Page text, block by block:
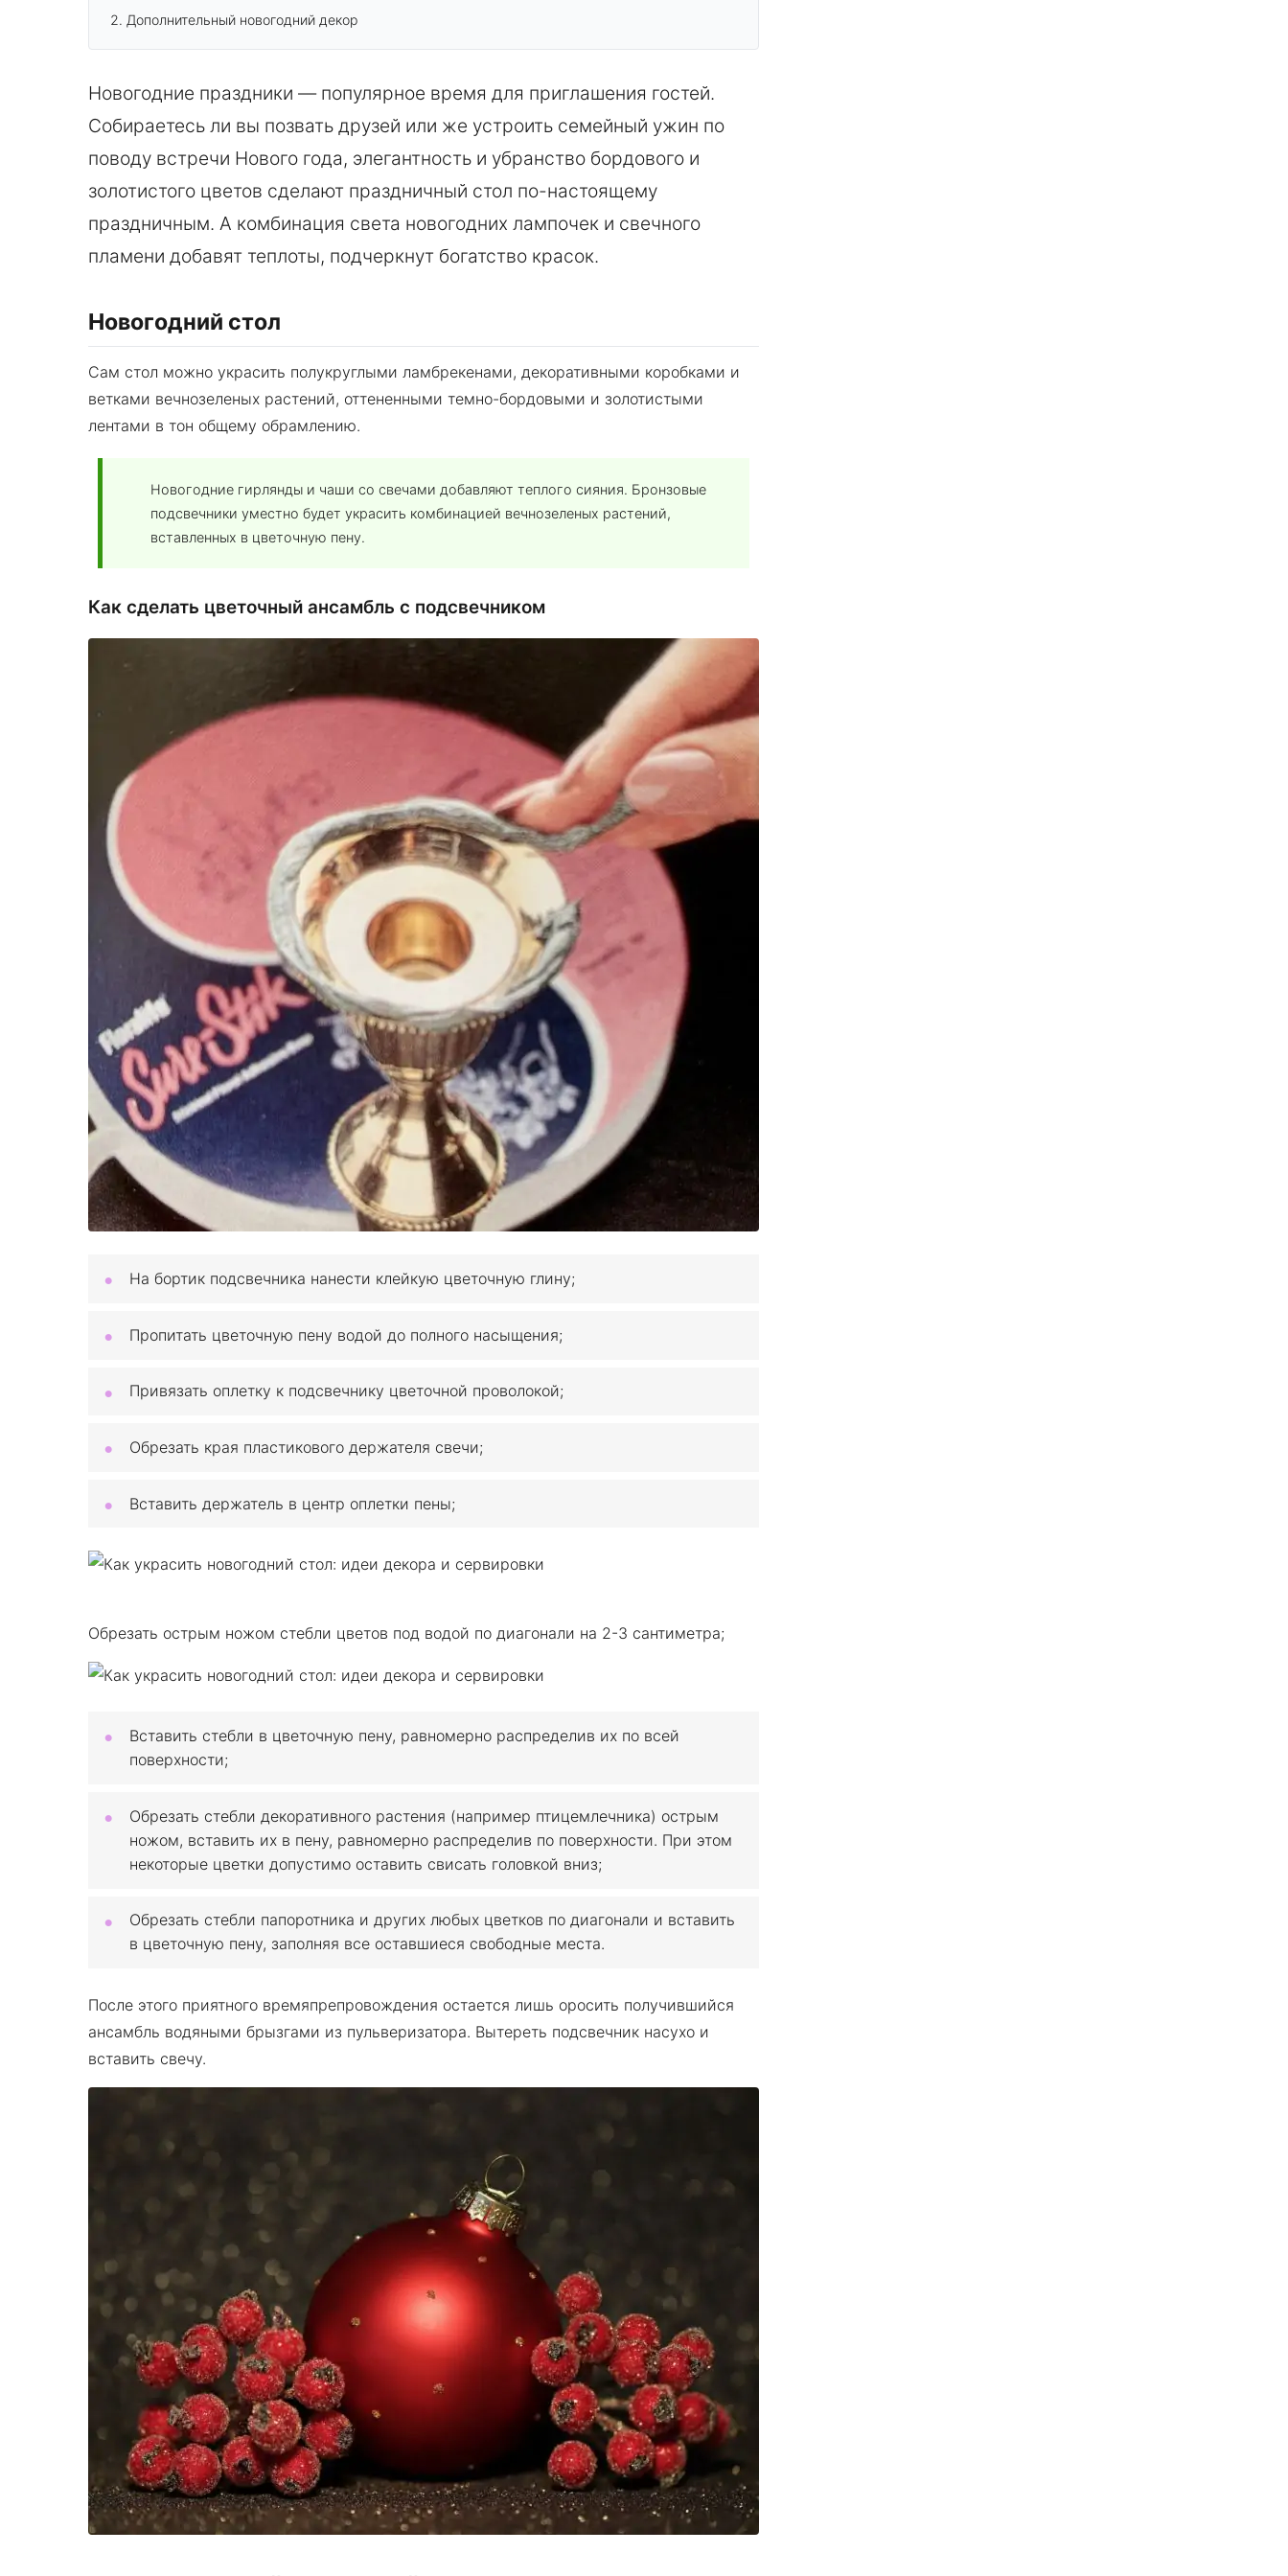
Дополнительный новогодний декор
Новогодние праздники — популярное время для приглашения гостей.
Собираетесь ли вы позвать друзей или же устроить семейный ужин по
поводу встречи Нового года, элегантность и убранство бордового и
золотистого цветов сделают праздничный стол по-настоящему
праздничным. А комбинация света новогодних лампочек и свечного
пламени добавят теплоты, подчеркнут богатство красок.
Новогодний стол
Сам стол можно украсить полукруглыми ламбрекенами, декоративными коробками и
ветками вечнозеленых растений, оттененными темно-бордовыми и золотистыми
лентами в тон общему обрамлению.
Новогодние гирлянды и чаши со свечами добавляют теплого сияния. Бронзовые
подсвечники уместно будет украсить комбинацией вечнозеленых растений,
вставленных в цветочную пену.
Как сделать цветочный ансамбль с подсвечником
На бортик подсвечника нанести клейкую цветочную глину;
Пропитать цветочную пену водой до полного насыщения;
Привязать оплетку к подсвечнику цветочной проволокой;
Обрезать края пластикового держателя свечи;
Вставить держатель в центр оплетки пены;
Обрезать острым ножом стебли цветов под водой по диагонали на 2-3 сантиметра;
Вставить стебли в цветочную пену, равномерно распределив их по всей
поверхности;
Обрезать стебли декоративного растения (например птицемлечника) острым
ножом, вставить их в пену, равномерно распределив по поверхности. При этом
некоторые цветки допустимо оставить свисать головкой вниз;
Обрезать стебли папоротника и других любых цветков по диагонали и вставить
в цветочную пену, заполняя все оставшиеся свободные места.
После этого приятного времяпрепровождения остается лишь оросить получившийся
ансамбль водяными брызгами из пульверизатора. Вытереть подсвечник насухо и
вставить свечу.